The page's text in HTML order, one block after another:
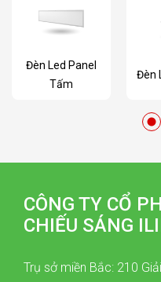
Đèn Led Panel
Tấm
Đèn
CÔNG TY CỔ
CHIẾU SÁNG
Trụ sở miền Bắc: 210